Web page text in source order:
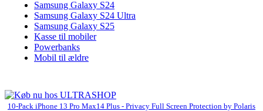
Samsung Galaxy S24
Samsung Galaxy S24 Ultra
Samsung Galaxy S25
Kasse til mobiler
Powerbanks
Mobil til ældre
10-Pack iPhone 13 Pro Max14 Plus - Privacy Full Screen Protection by Polaris